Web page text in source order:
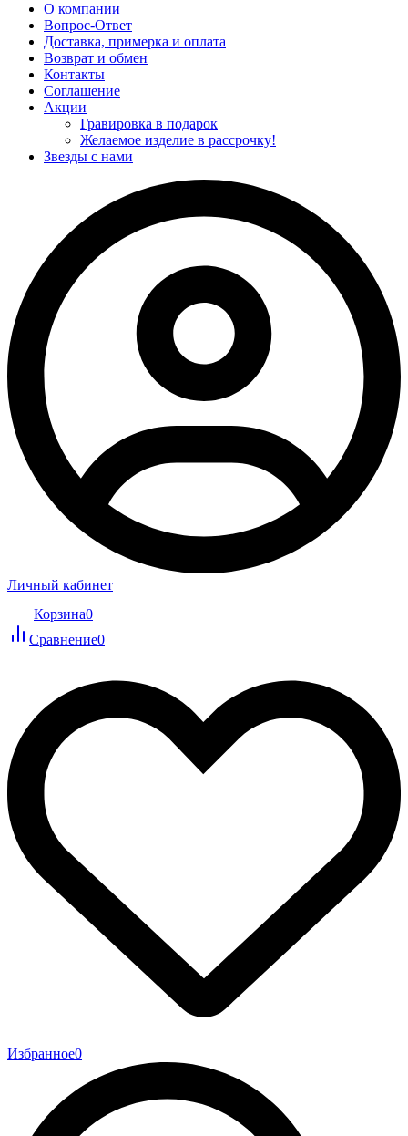
О компании
Вопрос-Ответ
Доставка, примерка и оплата
Возврат и обмен
Контакты
Соглашение
Акции
Гравировка в подарок
Желаемое изделие в рассрочку!
Звезды с нами
Личный кабинет
Корзина0
Сравнение0
Избранное0